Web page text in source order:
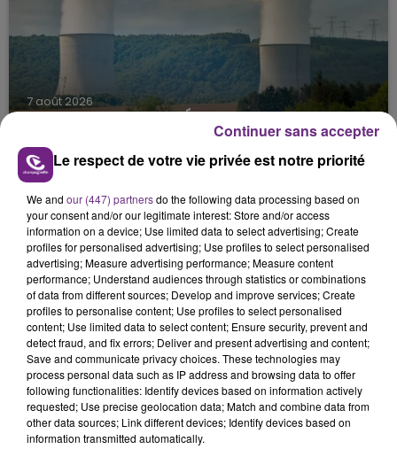
7 août 2026
LA CENTRALE NUCLÉAIRE DE CHOOZ
Cela fait déjà une semaine que la centrale
nucléaire ardennaise est à l'arrêt. Une situation
justifiée par la sécheresse intense qui est toujours
présente.
7 août 2026
LE MAGASIN JOUÉCLUB DE REIMS FERME
SES PORTES
C'était l'une des institutions du centre-ville
rémois. Le magasin JouéClub est contraint de
fermer ses portes.
TITRES DIFFUSÉS
Le respect de votre vie privée est notre priorité
We and our (447) partnersdo the following data processing based on
your consent and/or our legitimate interest: Store and/or access
information on a device; Use limited data to select advertising; Create
profiles for personalised advertising; Use profiles to select personalised
advertising; Measure advertising performance; Measure content
performance; Understand audiences through statistics or combinations
of data from different sources; Develop and improve services; Create
profiles to personalise content; Use profiles to select personalised
content; Use limited data to select content; Ensure security, prevent and
detect fraud, and fix errors; Deliver and present advertising and content;
Save and communicate privacy choices. These technologies may
process personal data such as IP address and browsing data to offer
following functionalities: Identify devices based on information actively
requested; Use precise geolocation data; Match and combine data from
other data sources; Link different devices; Identify devices based on
information transmitted automatically.
Continuer sans accepter